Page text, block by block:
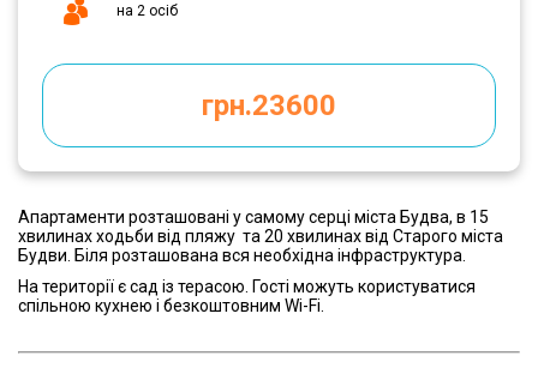
на 2 осіб
грн.23600
Апартаменти розташовані у самому серці міста Будва, в 15
хвилинах ходьби від пляжу та 20 хвилинах від Старого міста
Будви. Біля розташована вся необхідна інфраструктура.
На території є сад із терасою. Гості можуть користуватися
спільною кухнею і безкоштовним Wi-Fi.